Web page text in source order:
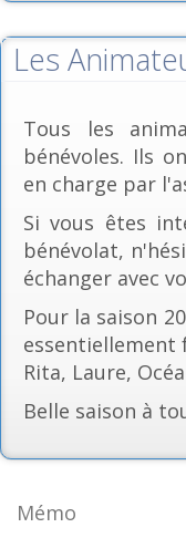
Les
Tous les
bénévoles. Ils
en charge par
Si vous êtes
bénévolat,
échanger avec
Pour la saison
essentiellement
Rita, Laure,
Belle saison à
Mémo